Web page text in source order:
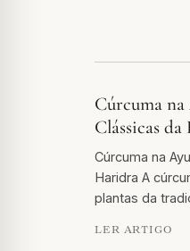
Cúrcuma
Clássicas
Cúrcuma na
Haridra A
plantas da
LER ARTIGO